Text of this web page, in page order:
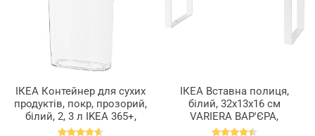
Кришка
Максимальне
навантаження
ІКЕА Контейнер для сухих
продуктів, покр, прозорий,
білий, 2, 3 л IKEA 365+,
900.667.08
ІКЕА Вставна полиця,
білий, 32x13x16 см
VARIERA ВАР'ЄРА,
801.366.22